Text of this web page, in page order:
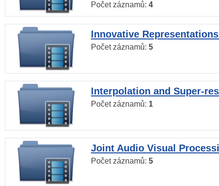
Počet záznamů: 4
Innovative
Počet záznamů: 5
Interpolation and Super-
Počet záznamů: 1
Joint Audio Visual
Počet záznamů: 5